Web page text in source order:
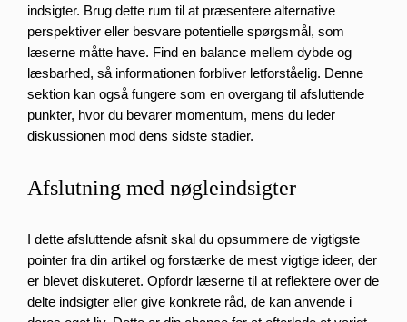
indsigter. Brug dette rum til at præsentere alternative
perspektiver eller besvare potentielle spørgsmål, som
læserne måtte have. Find en balance mellem dybde og
læsbarhed, så informationen forbliver letforståelig. Denne
sektion kan også fungere som en overgang til afsluttende
punkter, hvor du bevarer momentum, mens du leder
diskussionen mod dens sidste stadier.
Afslutning med nøgleindsigter
I dette afsluttende afsnit skal du opsummere de vigtigste
pointer fra din artikel og forstærke de mest vigtige ideer, der
er blevet diskuteret. Opfordr læserne til at reflektere over de
delte indsigter eller give konkrete råd, de kan anvende i